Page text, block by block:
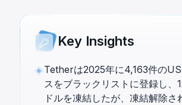
Key Insights
Tetherは2025年に4,163件の
スをブラックリストに登録し、
ドルを凍結したが、凍結解除さ